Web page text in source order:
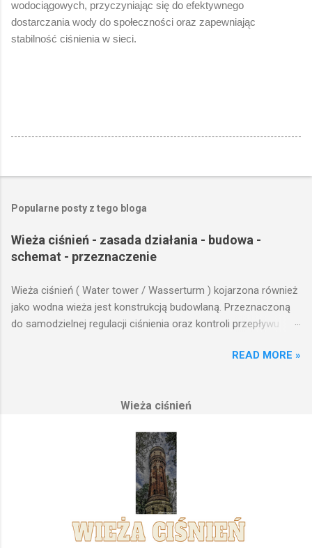
wodociągowych, przyczyniając się do efektywnego
dostarczania wody do społeczności oraz zapewniając
stabilność ciśnienia w sieci.
Popularne posty z tego bloga
Wieża ciśnień - zasada działania - budowa -
schemat - przeznaczenie
Wieża ciśnień ( Water tower / Wasserturm ) kojarzona również
jako wodna wieża jest konstrukcją budowlaną. Przeznaczoną
do samodzielnej regulacji ciśnienia oraz kontroli przepływu
na którym została wzniesiona. Wieża ciśnień jest obiektem
fundamenty modułu infrastruktury wodnej, zaplanowanej dla
Podstawową funkcją wież ciśnień jest zwiększanie ciśnienia
wody do dystrybucji. Zasada działania wieży ciśnień Cechą
priorytetową przy projektowaniu wieży ciśnień jest wyszukanie
odpowiedniego terenu pod przyszłe fundamenty obiektu.
Konstrukcja, aby mogła być w pełni funkcjonalna musi zostać
wybudowana na najwyższym lokalnym wzniesieniu. Ponieważ
gromadząca się woda w zbiorniku wieży ciśnień musi być
READ MORE »
Wieża ciśnień